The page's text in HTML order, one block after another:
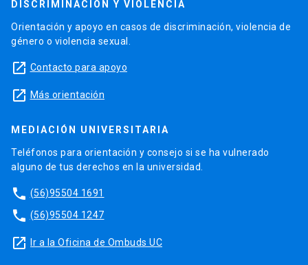
DISCRIMINACIÓN Y VIOLENCIA
Orientación y apoyo en casos de discriminación, violencia de
género o violencia sexual.
launch Contacto para apoyo
launch Más orientación
MEDIACIÓN UNIVERSITARIA
Teléfonos para orientación y consejo si se ha vulnerado
alguno de tus derechos en la universidad.
phone (56)95504 1691
phone (56)95504 1247
launch Ir a la Oficina de Ombuds UC